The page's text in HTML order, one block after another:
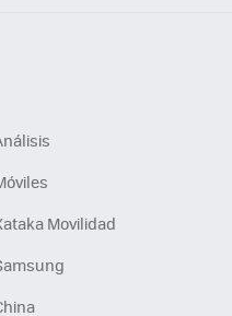
Movilidad